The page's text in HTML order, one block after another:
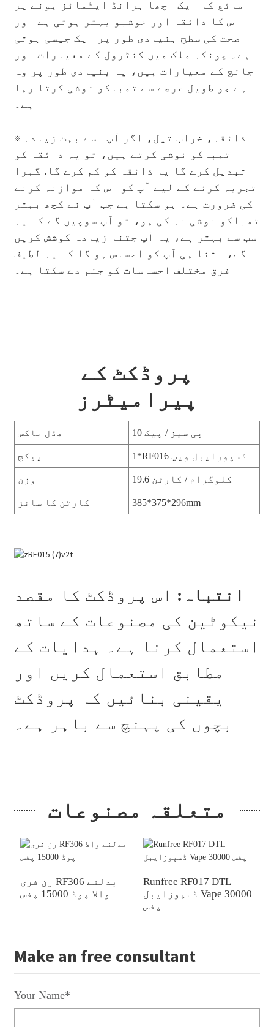
مائع کا ایک اچھا برانڈ ایٹمائز ہونے پر
اس کا ذائقہ اور خوشبو بہتر ہوتی ہے اور
صحت کی سطح بنیادی طور پر ایک جیسی ہوتی
ہے۔ چونکہ ملک میں کنٹرول کے معیارات اور
جانچ کے معیارات ہیں، یہ بنیادی طور پر وہ
ہے جو طویل عرصے سے تمباکو نوشی کرتا رہا
ہے۔
※ ذائقہ، خراب تیل، اگر آپ اسے بہت زیادہ
تمباکو نوشی کرتے ہیں، تو یہ ذائقہ کو
تبدیل کرے گا یا ذائقہ کو کم کرے گا. گہرا
تجربہ کرنے کے لیے آپ کو اس کا موازنہ کرنے
کی ضرورت ہے۔ ہو سکتا ہے جب آپ نے کچھ بہتر
تمباکو نوشی نہ کی ہو، تو آپ سوچیں گے کہ یہ
سب سے بہتر ہے، یہ آپ جتنا زیادہ کوشش کریں
گے، اتنا ہی آپ کو احساس ہو گا کہ یہ لطیف
فرق مختلف احساسات کو جنم دے سکتا ہے۔
پروڈکٹ کے
پیرامیٹرز
مڈل باکس 10 پی سیز / پیک
پیکج 1*RF016 ڈسپوزایبل ویپ
وزن 19.6 کلوگرام / کارٹن
کارٹن کا سائز 385*375*296mm
انتباہ: اس پروڈکٹ کا مقصد
نیکوٹین کی مصنوعات کے ساتھ
استعمال کرنا ہے۔ ہدایات کے
مطابق استعمال کریں اور
یقینی بنائیں کہ پروڈکٹ
بچوں کی پہنچ سے باہر ہے۔
متعلقہ مصنوعات
رن فری RF306 بدلنے
والا پوڈ 15000 پفس
Runfree RF017 DTL
ڈسپوزایبل Vape 30000
پفس
Make an free consultant
Your Name*